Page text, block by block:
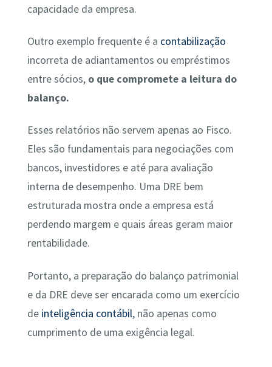
capacidade da empresa.
Outro exemplo frequente é a contabilização
incorreta de adiantamentos ou empréstimos
entre sócios, o que compromete a leitura do
balanço.
Esses relatórios não servem apenas ao Fisco.
Eles são fundamentais para negociações com
bancos, investidores e até para avaliação
interna de desempenho. Uma DRE bem
estruturada mostra onde a empresa está
perdendo margem e quais áreas geram maior
rentabilidade.
Portanto, a preparação do balanço patrimonial
e da DRE deve ser encarada como um exercício
de inteligência contábil, não apenas como
cumprimento de uma exigência legal.